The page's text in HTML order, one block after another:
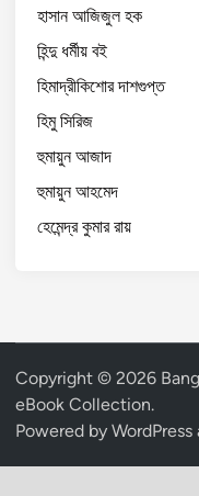
হাসান আজিজুল হক
হিন্দু ধর্মীয় বই
হিমাদ্রীকিশোর দাশগুপ্ত
হিমু সিরিজ
হুমায়ুন আজাদ
হুমায়ুন আহমেদ
হেমেন্দ্র কুমার রায়
Copyright © 2026
eBook Collection.
Powered by WordPress